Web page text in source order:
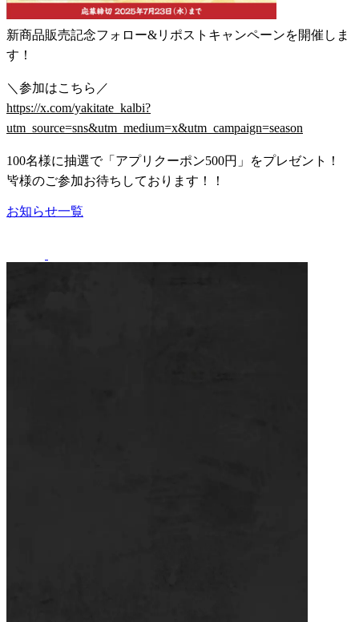
新商品販売記念フォロー&リポストキャンペーンを開催しま
す！
＼参加はこちら／
https://x.com/yakitate_kalbi?
utm_source=sns&utm_medium=x&utm_campaign=season
100名様に抽選で「アプリクーポン500円」をプレゼント！
皆様のご参加お待ちしております！！
お知らせ一覧